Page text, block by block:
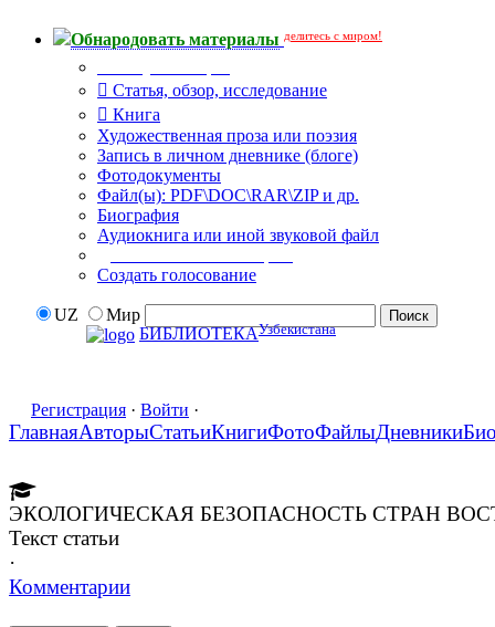
Обнародовать материалы делитесь с миром!
Статья, обзор, исследование
Книга
Художественная проза или поэзия
Запись в личном дневнике (блоге)
Фотодокументы
Файл(ы): PDF\DOC\RAR\ZIP и др.
Биография
Аудиокнига или иной звуковой файл
Создать голосование
UZ
Мир
БИБЛИОТЕКАУзбекистана
Регистрация · Войти ·
ГлавнаяАвторыСтатьиКнигиФотоФайлыДневники
ЭКОЛОГИЧЕСКАЯ БЕЗОПАСНОСТЬ СТРАН
Текст статьи
·
Комментарии